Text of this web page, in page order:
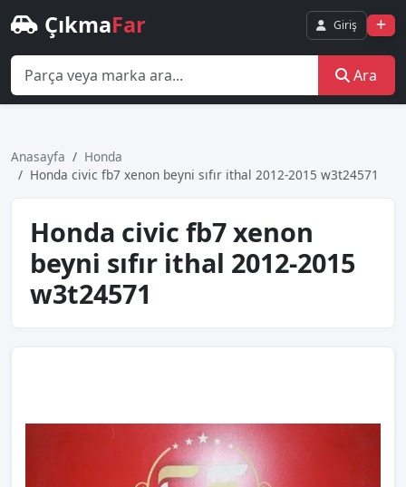
ÇıkmaFar Giriş
Ara
Anasayfa
Honda
Honda civic fb7 xenon beyni̇ sıfır i̇thal 2012-2015 w3t24571
Honda civic fb7 xenon
beyni̇ sıfır i̇thal 2012-2015
w3t24571